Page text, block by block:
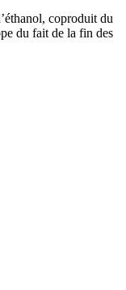
coproduit du
du fait de la fin des